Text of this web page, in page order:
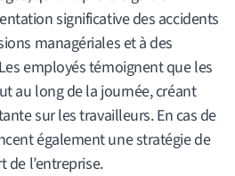
significative des accidents
managériales et à des
employés témoignent que les
au long de la journée, créant
sur les travailleurs. En cas de
également une stratégie de
l’entreprise.